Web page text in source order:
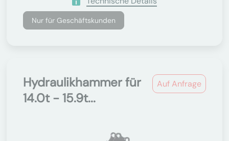
Nur für Geschäftskunden
Auf Anfrage
Hydraulikhammer für
14.0t - 15.9t...